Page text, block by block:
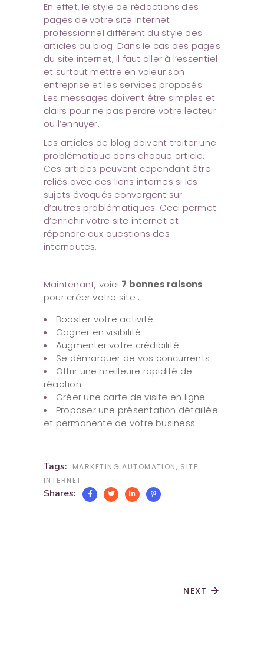
En effet, le style de rédactions des
pages de votre site internet
professionnel diffèrent du style des
articles du blog. Dans le cas des pages
du site internet, il faut aller à l’essentiel
et surtout mettre en valeur son
entreprise et les services proposés.
Les messages doivent être simples et
clairs pour ne pas perdre votre lecteur
ou l’ennuyer.
Les articles de blog doivent traiter une
problématique dans chaque article.
Ces articles peuvent cependant être
reliés avec des liens internes si les
sujets évoqués convergent sur
d’autres problématiques. Ceci permet
d’enrichir votre site internet et
répondre aux questions des
internautes.
Maintenant, voici 7 bonnes raisons
pour créer votre site :
Booster votre activité
Gagner en visibilité
Augmenter votre crédibilité
Se démarquer de vos concurrents
Offrir une meilleure rapidité de
réaction
Créer une carte de visite en ligne
Proposer une présentation détaillée
et permanente de votre business
Tags: MARKETING AUTOMATION, SITE
INTERNET
Shares:
NEXT arrow_forward